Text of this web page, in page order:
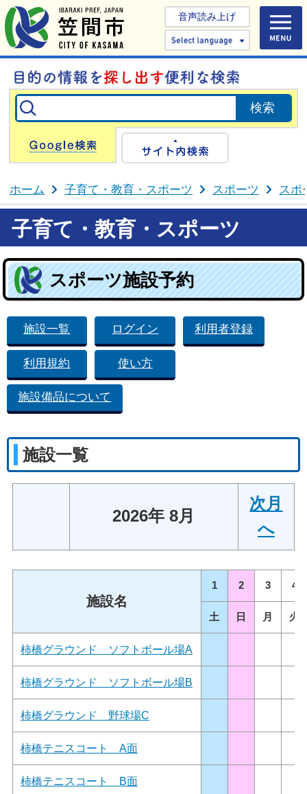
音声読み上げ
Select
Google検索
ホーム 子育て・教育・スポーツ スポーツ スポ
子育て・教育・スポーツ
スポーツ施設予約
施設一覧 ログイン 利用者登録
利用規約 使い方
施設備品について
施設一覧
2026年 8月
次月
へ
施設名
1 2 3 4
土 日 月 火
柿橋グラウンド ソフトボール場A
柿橋グラウンド ソフトボール場B
柿橋グラウンド 野球場C
柿橋テニスコート A面
柿橋テニスコート B面